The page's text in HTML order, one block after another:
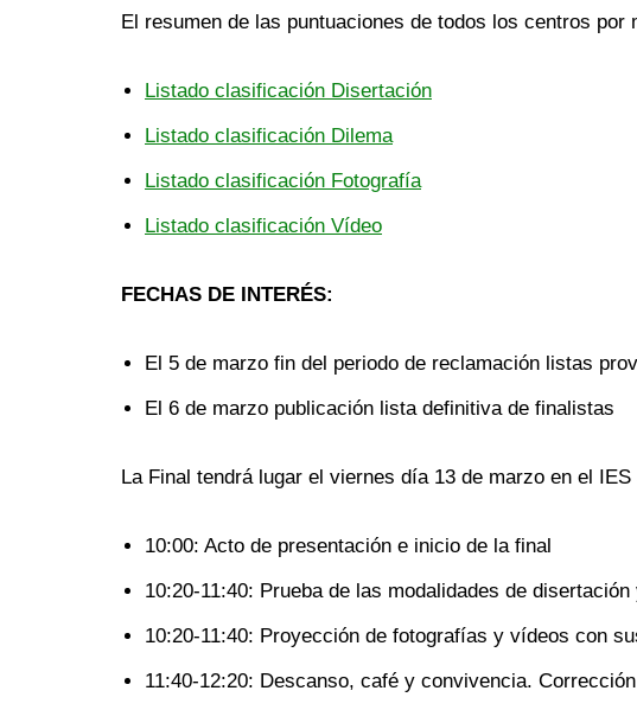
El resumen de las puntuaciones de todos los centros
Listado clasificación Disertación
Listado clasificación Dilema
Listado clasificación Fotografía
Listado clasificación Vídeo
FECHAS DE INTERÉS:
El 5 de marzo fin del periodo de reclamación listas
El 6 de marzo publicación lista definitiva de finalistas
La Final tendrá lugar el viernes día 13 de marzo en el
10:00: Acto de presentación e inicio de la final
10:20-11:40: Prueba de las modalidades de disertación
10:20-11:40: Proyección de fotografías y vídeos con
11:40-12:20: Descanso, café y convivencia.